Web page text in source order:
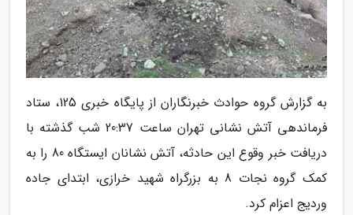
به گزارش گروه حوادث خبرنگاران از پایگاه خبری 125، ستاد
فرماندهی آتش نشانی تهران ساعت 20:37 شب گذشته با
دریافت خبر وقوع این حادثه، آتش نشانان ایستگاه 80 را به
کمک گروه نجات 8 به بزرگراه شهید خرازی، ابتدای جاده
وردیج اعزام کرد.